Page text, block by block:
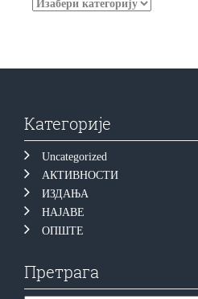
Категорије
Uncategorized
АКТИВНОСТИ
ИЗДАЊА
НАЈАВЕ
ОПШТЕ
Претрага